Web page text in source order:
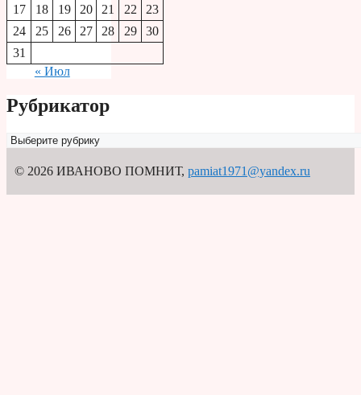
17 18 19 20 21 22
23
24
25 26 27 28 29
30
31
« Июл
Рубрикатор
Рубрикатор
© 2026 ИВАНОВО ПОМНИТ, pamiat1971@yandex.ru